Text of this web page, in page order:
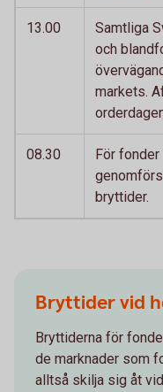
13.00
Samtliga
och
markets.
08.30
För
bryttider.
Bryttider vid
Bryttiderna för
de marknader som
alltså skilja sig åt